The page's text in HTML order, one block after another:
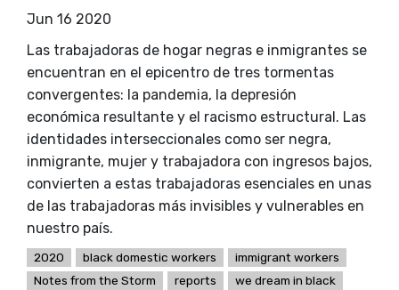
Jun 16 2020
Las trabajadoras de hogar negras e inmigrantes se
encuentran en el epicentro de tres tormentas
convergentes: la pandemia, la depresión
económica resultante y el racismo estructural. Las
identidades interseccionales como ser negra,
inmigrante, mujer y trabajadora con ingresos bajos,
convierten a estas trabajadoras esenciales en unas
de las trabajadoras más invisibles y vulnerables en
nuestro país.
2020 black domestic workers
immigrant workers
Notes from the Storm
reports we dream in black